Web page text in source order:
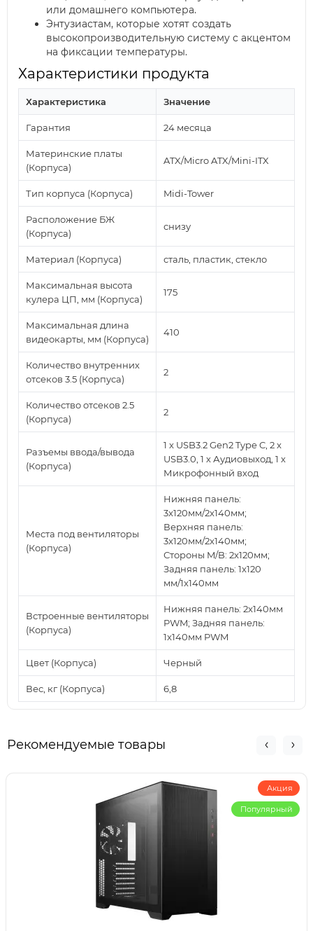
или домашнего компьютера.
Энтузиастам, которые хотят создать
высокопроизводительную систему с акцентом
на фиксации температуры.
Характеристики продукта
Характеристика Значение
Гарантия 24 месяца
Материнские платы
(Корпуса)
ATX/Micro ATX/Mini-ITX
Тип корпуса (Корпуса) Midi-Tower
Расположение БЖ
(Корпуса)
снизу
Материал (Корпуса) сталь, пластик, стекло
Максимальная высота
кулера ЦП, мм (Корпуса)
175
Максимальная длина
видеокарты, мм (Корпуса)
410
Количество внутренних
отсеков 3.5 (Корпуса)
2
Количество отсеков 2.5
(Корпуса)
2
Разъемы ввода/вывода
(Корпуса)
1 x USB3.2 Gen2 Type C, 2 x
USB3.0, 1 х Аудиовыход, 1 х
Микрофонный вход
Места под вентиляторы
(Корпуса)
Нижняя панель:
3x120мм/2x140мм;
Верхняя панель:
3x120мм/2x140мм;
Стороны M/B: 2x120мм;
Задняя панель: 1x120
мм/1x140мм
Встроенные вентиляторы
(Корпуса)
Нижняя панель: 2x140мм
PWM; Задняя панель:
1x140мм PWM
Цвет (Корпуса) Черный
Вес, кг (Корпуса) 6,8
Рекомендуемые товары
Акция
Популярный